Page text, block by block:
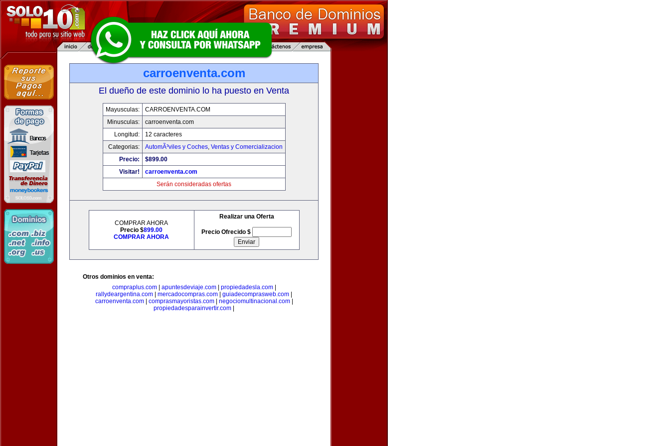
carroenventa.com
El dueño de este dominio lo ha puesto en Venta
Mayusculas:
CARROENVENTA.COM
Minusculas:
carroenventa.com
Longitud:
12 caracteres
Categorias:
AutomÃ³viles y Coches, Ventas y Comercializacion
Precio:
$899.00
Visitar!
carroenventa.com
Serán consideradas ofertas
COMPRAR AHORA
Precio $899.00
COMPRAR AHORA
Realizar una Oferta
Precio Ofrecido $
Otros dominios en venta:
compraplus.com| apuntesdeviaje.com| propiedadesla.com|
rallydeargentina.com
mercadocompras.com guiadecomprasweb.com
carroenventa.com| comprasmayoristas.com| negociomultinacional.com|
propiedadesparainvertir.com